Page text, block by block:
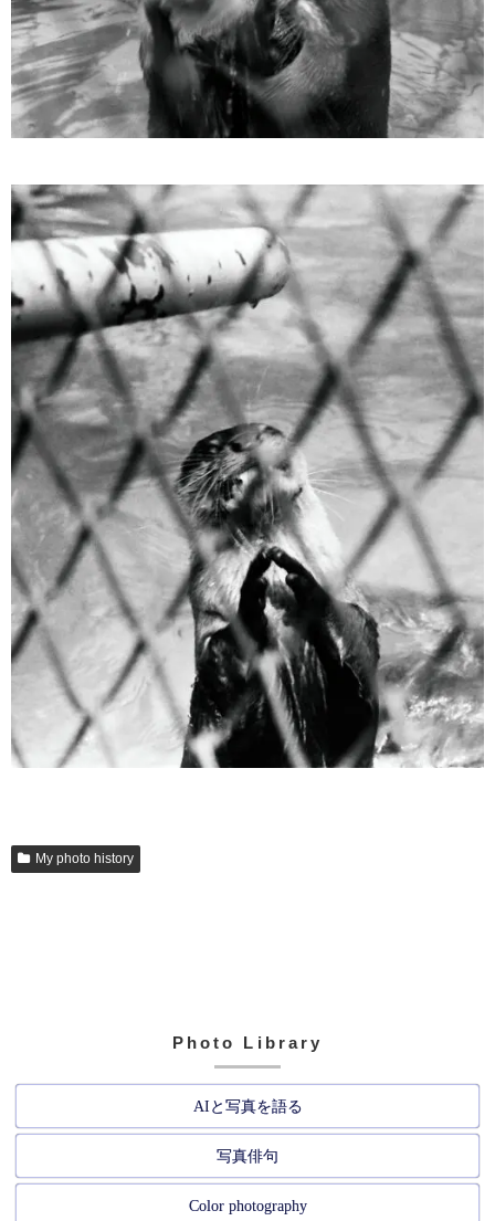
My photo history
Photo Library
AIと写真を語る
写真俳句
Color photography